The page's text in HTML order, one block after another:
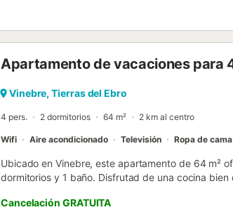
Apartamento de vacaciones para
Vinebre, Tierras del Ebro
4 pers. 2 dormitorios 64 m² 2 km al centro
Wifi Aire acondicionado Televisión Ropa de cama
Ubicado en Vinebre, este apartamento de 64 m²
dormitorios y 1 baño. Disfrutad de una cocina
para vuestra comodidad. Salid al balcón privado y
Cancelación GRATUITA